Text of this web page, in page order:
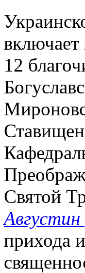
12
Святой
прихода